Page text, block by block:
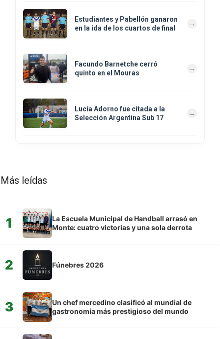
Estudiantes y Pabellón ganaron
en la ida de los cuartos de final
Facundo Barnetche cerró
quinto en el Mouras
Lucía Adorno fue citada a la
Selección Argentina Sub 17
Más leídas
1
La Escuela Municipal de Handball arrasó en
Monte: cuatro victorias y una sola derrota
2 Fúnebres 2026
3
Un chef mercedino clasificó al mundial de
gastronomía más prestigioso del mundo